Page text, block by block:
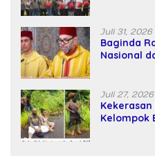
Juli 31, 2026
Baginda
Nasional
Juli 27, 2026
Kelompok